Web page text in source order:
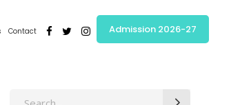
Contact Admission 2026-27
Search